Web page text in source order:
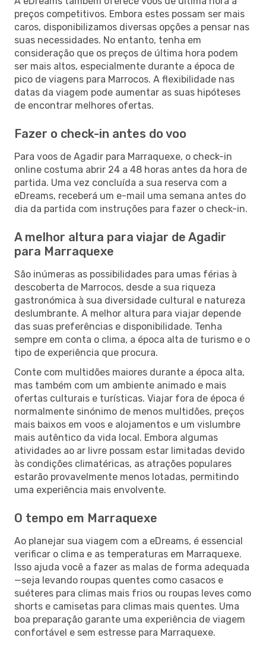
preços competitivos. Embora estes possam ser mais
caros, disponibilizamos diversas opções a pensar nas
suas necessidades. No entanto, tenha em
consideração que os preços de última hora podem
ser mais altos, especialmente durante a época de
pico de viagens para Marrocos. A flexibilidade nas
datas da viagem pode aumentar as suas hipóteses
de encontrar melhores ofertas.
Fazer o check-in antes do voo
Para voos de Agadir para Marraquexe, o check-in
online costuma abrir 24 a 48 horas antes da hora de
partida. Uma vez concluída a sua reserva com a
eDreams, receberá um e-mail uma semana antes do
dia da partida com instruções para fazer o check-in.
A melhor altura para viajar de Agadir
para Marraquexe
São inúmeras as possibilidades para umas férias à
descoberta de Marrocos, desde a sua riqueza
gastronómica à sua diversidade cultural e natureza
deslumbrante. A melhor altura para viajar depende
das suas preferências e disponibilidade. Tenha
sempre em conta o clima, a época alta de turismo e o
tipo de experiência que procura.
Conte com multidões maiores durante a época alta,
mas também com um ambiente animado e mais
ofertas culturais e turísticas. Viajar fora de época é
normalmente sinónimo de menos multidões, preços
mais baixos em voos e alojamentos e um vislumbre
mais autêntico da vida local. Embora algumas
atividades ao ar livre possam estar limitadas devido
às condições climatéricas, as atrações populares
estarão provavelmente menos lotadas, permitindo
uma experiência mais envolvente.
O tempo em Marraquexe
Ao planejar sua viagem com a eDreams, é essencial
verificar o clima e as temperaturas em Marraquexe.
Isso ajuda você a fazer as malas de forma adequada
—seja levando roupas quentes como casacos e
suéteres para climas mais frios ou roupas leves como
shorts e camisetas para climas mais quentes. Uma
boa preparação garante uma experiência de viagem
confortável e sem estresse para Marraquexe.